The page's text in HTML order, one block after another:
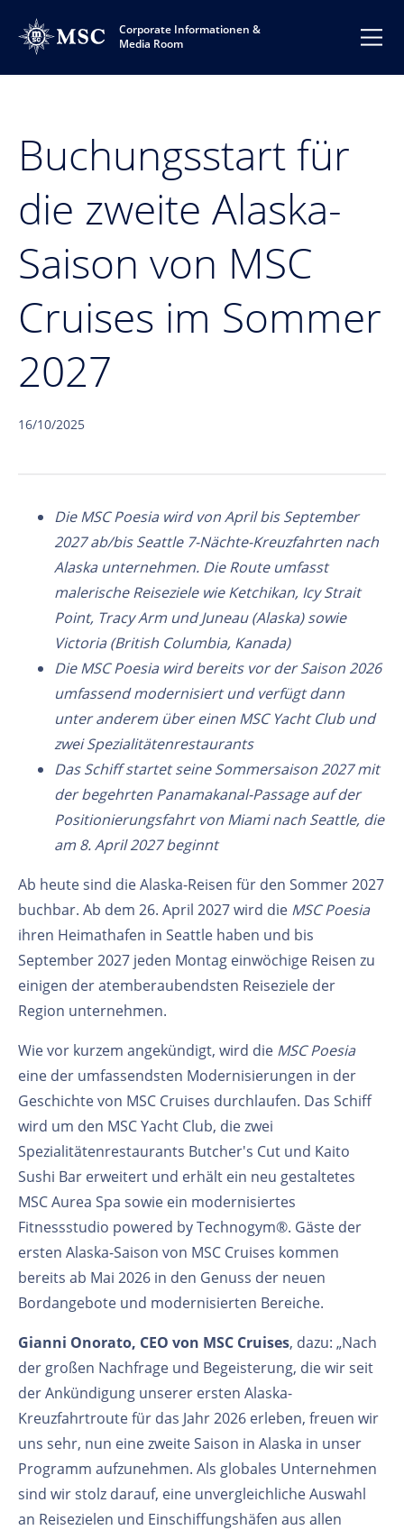
Corporate Informationen &
Media Room
Buchungsstart für
die zweite Alaska-
Saison von MSC
Cruises im Sommer
2027
16/10/2025
Die MSC Poesia wird von April bis September
2027 ab/bis Seattle 7-Nächte-Kreuzfahrten nach
Alaska unternehmen. Die Route umfasst
malerische Reiseziele wie Ketchikan, Icy Strait
Point, Tracy Arm und Juneau (Alaska) sowie
Victoria (British Columbia, Kanada)
Die MSC Poesia wird bereits vor der Saison 2026
umfassend modernisiert und verfügt dann
unter anderem über einen MSC Yacht Club und
zwei Spezialitätenrestaurants
Das Schiff startet seine Sommersaison 2027 mit
der begehrten Panamakanal-Passage auf der
Positionierungsfahrt von Miami nach Seattle, die
am 8. April 2027 beginnt
Ab heute sind die Alaska-Reisen für den Sommer 2027
buchbar. Ab dem 26. April 2027 wird die MSC Poesia
ihren Heimathafen in Seattle haben und bis
September 2027 jeden Montag einwöchige Reisen zu
einigen der atemberaubendsten Reiseziele der
Region unternehmen.
Wie vor kurzem angekündigt, wird die MSC Poesia
eine der umfassendsten Modernisierungen in der
Geschichte von MSC Cruises durchlaufen. Das Schiff
wird um den MSC Yacht Club, die zwei
Spezialitätenrestaurants Butcher's Cut und Kaito
Sushi Bar erweitert und erhält ein neu gestaltetes
MSC Aurea Spa sowie ein modernisiertes
Fitnessstudio powered by Technogym®. Gäste der
ersten Alaska-Saison von MSC Cruises kommen
bereits ab Mai 2026 in den Genuss der neuen
Bordangebote und modernisierten Bereiche.
Gianni Onorato, CEO von MSC Cruises, dazu: „Nach
der großen Nachfrage und Begeisterung, die wir seit
der Ankündigung unserer ersten Alaska-
Kreuzfahrtroute für das Jahr 2026 erleben, freuen wir
uns sehr, nun eine zweite Saison in Alaska in unser
Programm aufzunehmen. Als globales Unternehmen
sind wir stolz darauf, eine unvergleichliche Auswahl
an Reisezielen und Einschiffungshäfen aus allen